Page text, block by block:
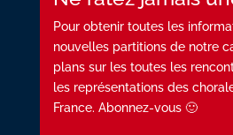
Pour obtenir toutes les
nouvelles partitions de notre
plans sur les toutes les
les représentations des
France. Abonnez-vous 🙂